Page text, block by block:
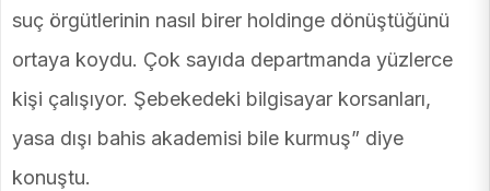
suç örgütlerinin nasıl birer holdinge dönüştüğünü
ortaya koydu. Çok sayıda departmanda yüzlerce
kişi çalışıyor. Şebekedeki bilgisayar korsanları,
yasa dışı bahis akademisi bile kurmuş” diye
konuştu.